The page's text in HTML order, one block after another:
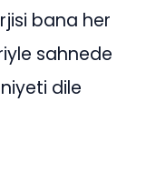
bana her
sahnede
dile